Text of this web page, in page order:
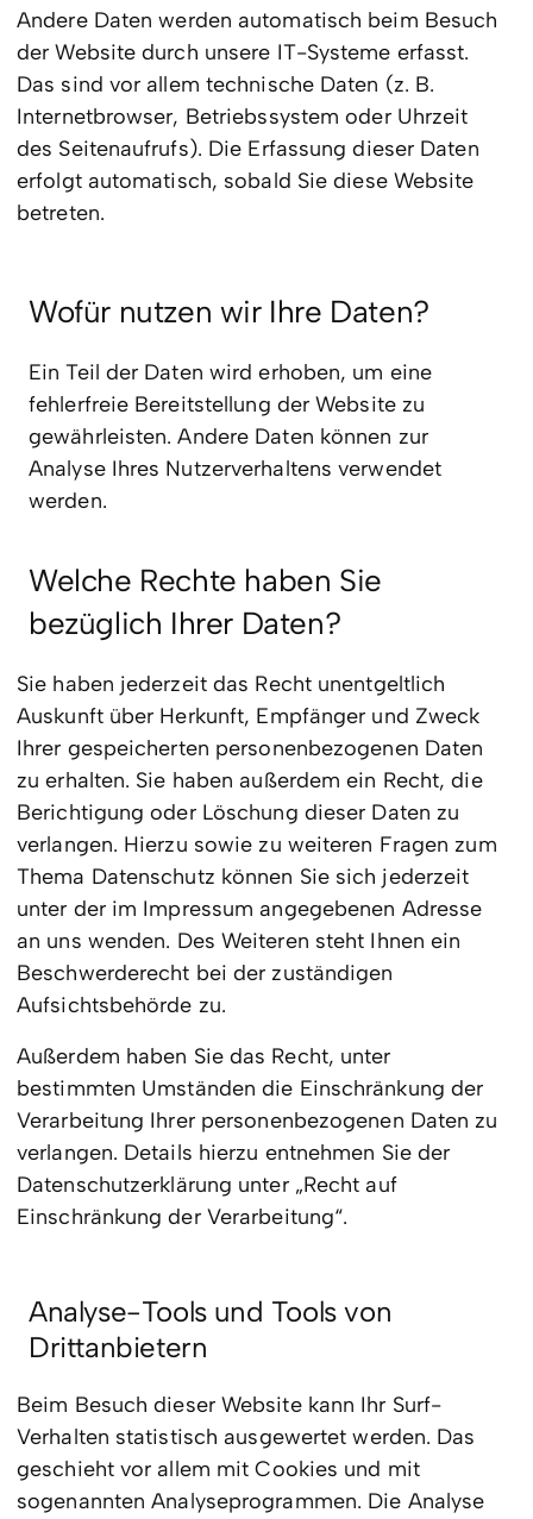
Andere Daten werden automatisch beim Besuch
der Website durch unsere IT-Systeme erfasst.
Das sind vor allem technische Daten (z. B.
Internetbrowser, Betriebssystem oder Uhrzeit
des Seitenaufrufs). Die Erfassung dieser Daten
erfolgt automatisch, sobald Sie diese Website
betreten.
Wofür nutzen wir Ihre Daten?
Ein Teil der Daten wird erhoben, um eine
fehlerfreie Bereitstellung der Website zu
gewährleisten. Andere Daten können zur
Analyse Ihres Nutzerverhaltens verwendet
werden.
Welche Rechte haben Sie
bezüglich Ihrer Daten?
Sie haben jederzeit das Recht unentgeltlich
Auskunft über Herkunft, Empfänger und Zweck
Ihrer gespeicherten personenbezogenen Daten
zu erhalten. Sie haben außerdem ein Recht, die
Berichtigung oder Löschung dieser Daten zu
verlangen. Hierzu sowie zu weiteren Fragen zum
Thema Datenschutz können Sie sich jederzeit
unter der im Impressum angegebenen Adresse
an uns wenden. Des Weiteren steht Ihnen ein
Beschwerderecht bei der zuständigen
Aufsichtsbehörde zu.
Außerdem haben Sie das Recht, unter
bestimmten Umständen die Einschränkung der
Verarbeitung Ihrer personenbezogenen Daten zu
verlangen. Details hierzu entnehmen Sie der
Datenschutzerklärung unter „Recht auf
Einschränkung der Verarbeitung“.
Analyse-Tools und Tools von
Drittanbietern
Beim Besuch dieser Website kann Ihr Surf-
Verhalten statistisch ausgewertet werden. Das
geschieht vor allem mit Cookies und mit
sogenannten Analyseprogrammen. Die Analyse